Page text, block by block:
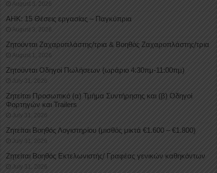
August 3, 2026
ΑΗΚ: 15 Θέσεις εργασίας – Παγκύπρια
August 3, 2026
Ζητούνται Ζαχαροπλάστης/τρια & Βοηθός Ζαχαροπλάστης/τρια
August 1, 2026
Ζητούνται Οδηγοί Πωλήσεων (ωράριο 4:30πμ-11:00πμ)
July 31, 2026
Ζητείται Προσωπικό (α) Τμήμα Συντήρησης και (β) Οδηγοί
Φορτηγών και Trailers
July 31, 2026
Ζητείται Βοηθός Λογιστηρίου (μισθός μικτά €1.600 – €1.800)
July 31, 2026
Ζητείται Βοηθός Εκτελωνιστής/ Γραφέας γενικών καθηκόντων
July 31, 2026